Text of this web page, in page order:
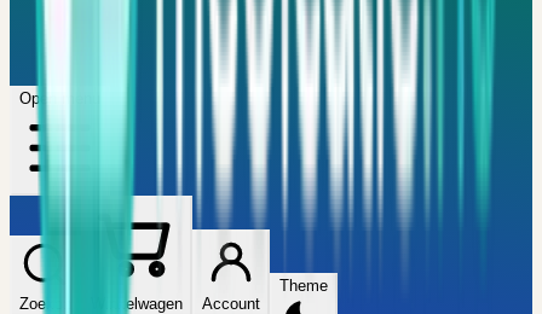
Open menu
Zoeken Winkelwagen Account
Theme